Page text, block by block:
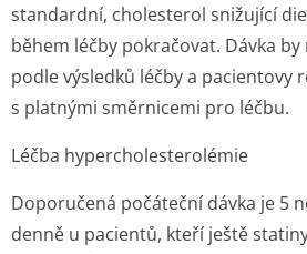
standardní, cholesterol snižující
během léčby pokračovat. Dávka
podle výsledků léčby a pacientovy
s platnými směrnicemi pro léčbu.
Léčba hypercholeste­rolémie
Doporučená počáteční dávka je 5
denně u pacientů, kteří ještě